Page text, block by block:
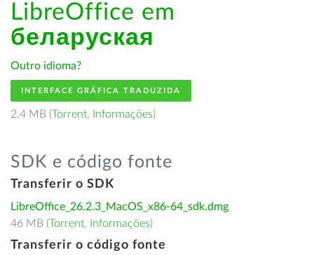
LibreOffice em
беларуская
Outro idioma?
INTERFACE GRÁFICA TRADUZIDA
2.4 MB (Torrent, Informações)
SDK e código fonte
Transferir o SDK
LibreOffice_26.2.3_MacOS_x86-64_sdk.dmg
46 MB (Torrent, Informações)
Transferir o código fonte